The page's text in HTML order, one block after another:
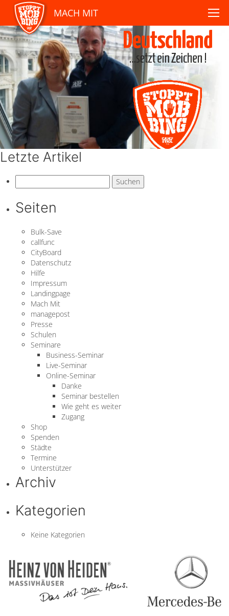
MACH MIT
Letzte Artikel
nach:
Seiten
Bulk-Save
callfunc
CityBoard
Datenschutz
Hilfe
Impressum
Landingpage
Mach Mit
managepost
Presse
Schulen
Seminare
Business-Seminar
Live-Seminar
Online-Seminar
Danke
Seminar bestellen
Wie geht es weiter
Zugang
Shop
Spenden
Städte
Termine
Unterstützer
Archiv
Kategorien
Keine Kategorien